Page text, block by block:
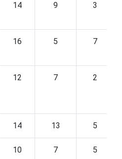
14 9 3
16 5 7
12 7 2
14 13 5
10 7 5